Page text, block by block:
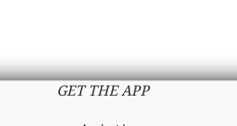
GET THE APP